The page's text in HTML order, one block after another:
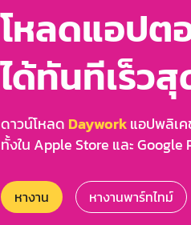
โหลดแอปต
ได้ทันทีเร็วสุ
ดาวน์โหลด Dayworkแอปพลิเค
ทั้งใน Apple Store และ Google
หางาน หางานพาร์ทไทม์